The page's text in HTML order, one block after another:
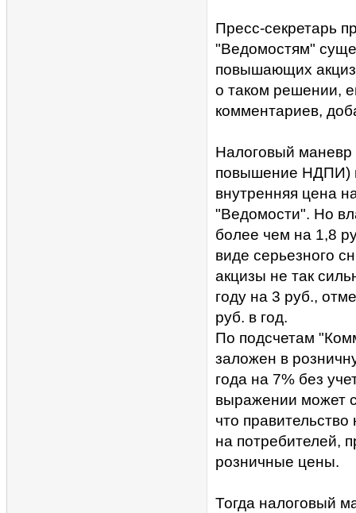
Пресс-секретарь
"Ведомостям"
повышающих
о таком решении,
комментариев,
Налоговый
повышение НДПИ)
внутренняя цена
"Ведомости". Но
более чем на 1,8
виде серьезного
акцизы не так
году на 3 руб.,
руб. в год.
По подсчетам
заложен в
года на 7% без
выражении может
что
на потребителей,
розничные цены.
Тогда налоговый